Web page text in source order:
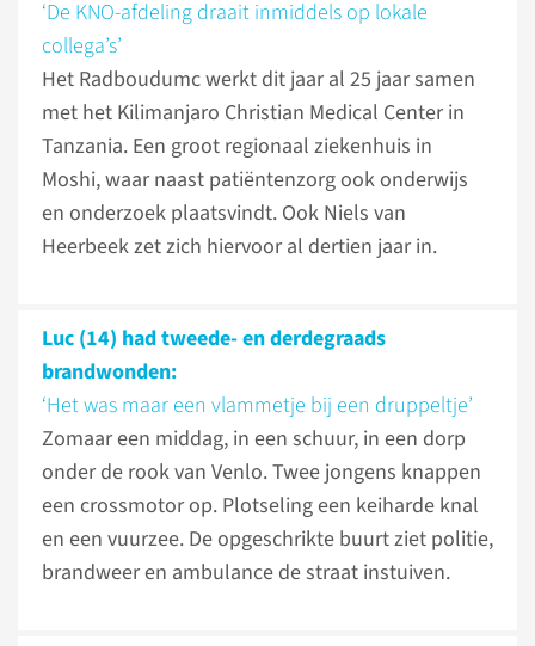
‘De KNO-afdeling draait inmiddels op lokale
collega’s’
Het Radboudumc werkt dit jaar al 25 jaar samen
met het Kilimanjaro Christian Medical Center in
Tanzania. Een groot regionaal ziekenhuis in
Moshi, waar naast patiëntenzorg ook onderwijs
en onderzoek plaatsvindt. Ook Niels van
Heerbeek zet zich hiervoor al dertien jaar in.
Luc (14) had tweede- en derdegraads
brandwonden:
‘Het was maar een vlammetje bij een druppeltje’
Zomaar een middag, in een schuur, in een dorp
onder de rook van Venlo. Twee jongens knappen
een crossmotor op. Plotseling een keiharde knal
en een vuurzee. De opgeschrikte buurt ziet politie,
brandweer en ambulance de straat instuiven.